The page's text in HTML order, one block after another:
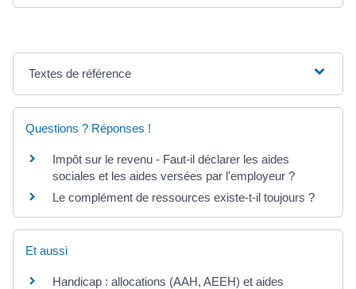
Textes de référence
Questions ? Réponses !
Impôt sur le revenu - Faut-il déclarer les aides
sociales et les aides versées par l'employeur ?
Le complément de ressources existe-t-il toujours ?
Et aussi
Handicap : allocations (AAH, AEEH) et aides